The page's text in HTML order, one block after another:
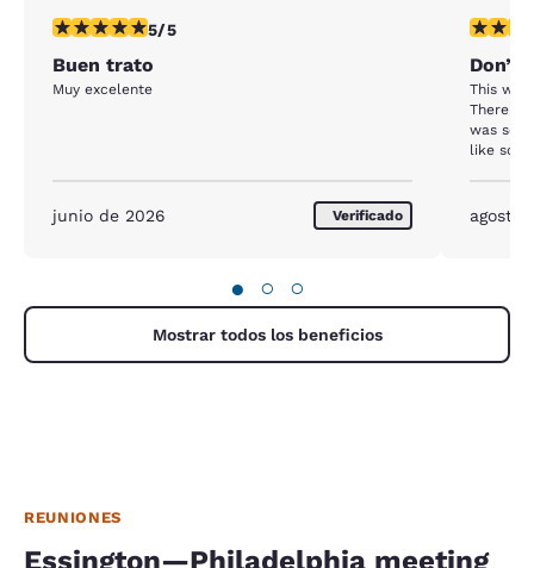
calificación de 5 estrellas. Excepcional. 1 reseña
5/5
Buen trato
Muy excelente
junio de 2026 Verificado
Don’t
This
There
was so
like
agosto
● ○ ○
Mostrar todos los beneficios
REUNIONES
Essington—Philadelphia meeting